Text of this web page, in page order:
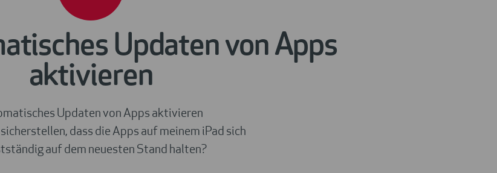
Updaten von Apps
aktivieren
Updaten von Apps aktivieren
sicherstellen, dass die Apps auf meinem iPad sich
auf dem neuesten Stand halten?